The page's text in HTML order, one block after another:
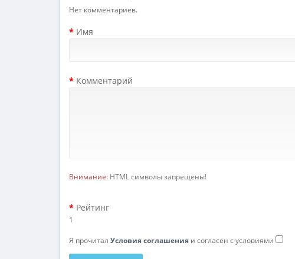
Нет комментариев.
Имя
Комментарий
Внимание: HTML символы запрещены!
Рейтинг
1
Я прочитал Условия соглашения и согласен с условиями